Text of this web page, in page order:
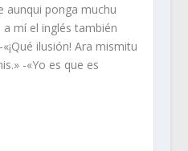
aunqui ponga muchu
mí el inglés también
ilusión! Ara mismitu
-«Yo es que es